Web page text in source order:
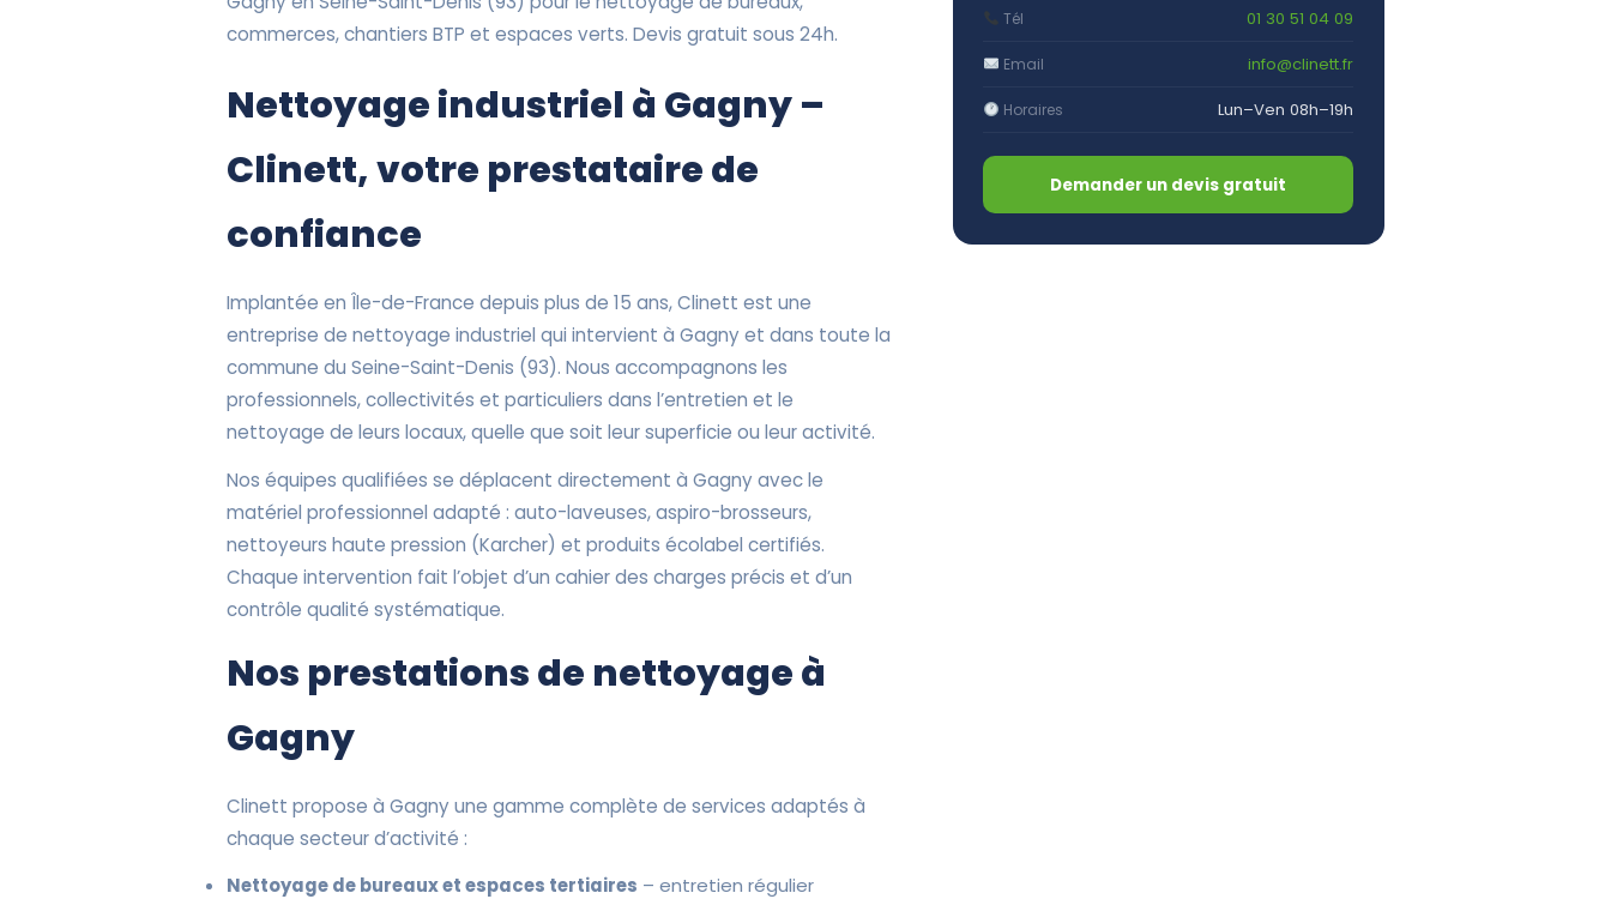
commerces, chantiers BTP et espaces verts. Devis gratuit sous 24h.
Nettoyage industriel à Gagny –
Clinett, votre prestataire de
confiance
Implantée en Île-de-France depuis plus de 15 ans, Clinett est une
entreprise de nettoyage industriel qui intervient à Gagny et dans toute la
commune du Seine-Saint-Denis (93). Nous accompagnons les
professionnels, collectivités et particuliers dans l’entretien et le
nettoyage de leurs locaux, quelle que soit leur superficie ou leur activité.
Nos équipes qualifiées se déplacent directement à Gagny avec le
matériel professionnel adapté : auto-laveuses, aspiro-brosseurs,
nettoyeurs haute pression (Karcher) et produits écolabel certifiés.
Chaque intervention fait l’objet d’un cahier des charges précis et d’un
contrôle qualité systématique.
Nos prestations de nettoyage à
Gagny
Clinett propose à Gagny une gamme complète de services adaptés à
chaque secteur d’activité :
Nettoyage de bureaux et espaces tertiaires – entretien régulier
Tél 01 30 51 04 09
Email info@clinett.fr
Horaires Lun–Ven 08h–19h
Demander un devis gratuit